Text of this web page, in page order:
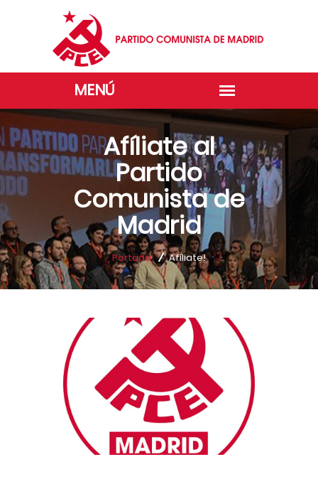
Afíliate al
Partido
Comunista de
Madrid
Portada Afíliate!